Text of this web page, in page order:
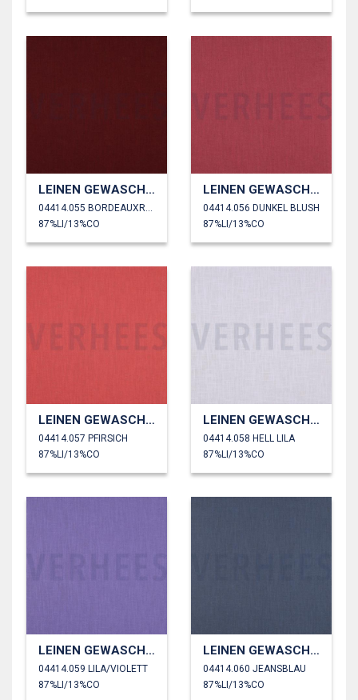
LEINEN GEWASCHEN 230 GM2
87%LI/13%CO
LEINEN GEWASCHEN 230 GM2
04414.056 DUNKEL BLUSH
87%LI/13%CO
LEINEN GEWASCHEN 230 GM2
04414.057 PFIRSICH
87%LI/13%CO
LEINEN GEWASCHEN 230 GM2
04414.058 HELL LILA
87%LI/13%CO
LEINEN GEWASCHEN 230 GM2
04414.059 LILA/VIOLETT
87%LI/13%CO
LEINEN GEWASCHEN 230 GM2
04414.060 JEANSBLAU
87%LI/13%CO